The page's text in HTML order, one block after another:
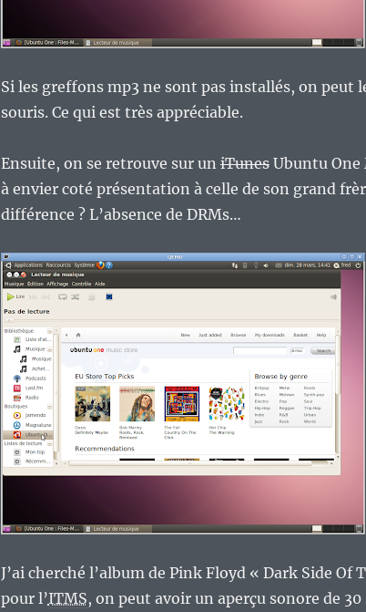
Si les greffons mp3 ne sont pas installés, on peut
souris. Ce qui est très appréciable.
Ensuite, on se retrouve sur un iTunesUbuntu One
à envier coté présentation à celle de son grand
différence ? L’absence de DRMs…
J’ai cherché l’album de Pink Floyd « Dark Side Of
pour l’ITMS, on peut avoir un aperçu sonore de 30